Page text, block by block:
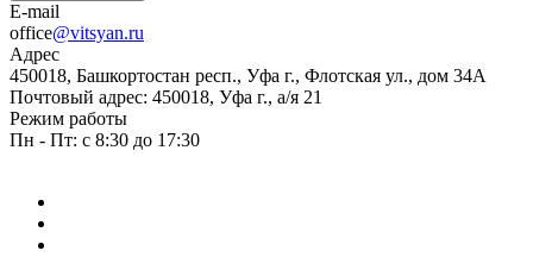
E-mail
office@vitsyan.ru
Адрес
450018, Башкортостан респ., Уфа г., Флотская ул., дом 34А
Почтовый адрес: 450018, Уфа г., а/я 21
Режим работы
Пн - Пт: с 8:30 до 17:30